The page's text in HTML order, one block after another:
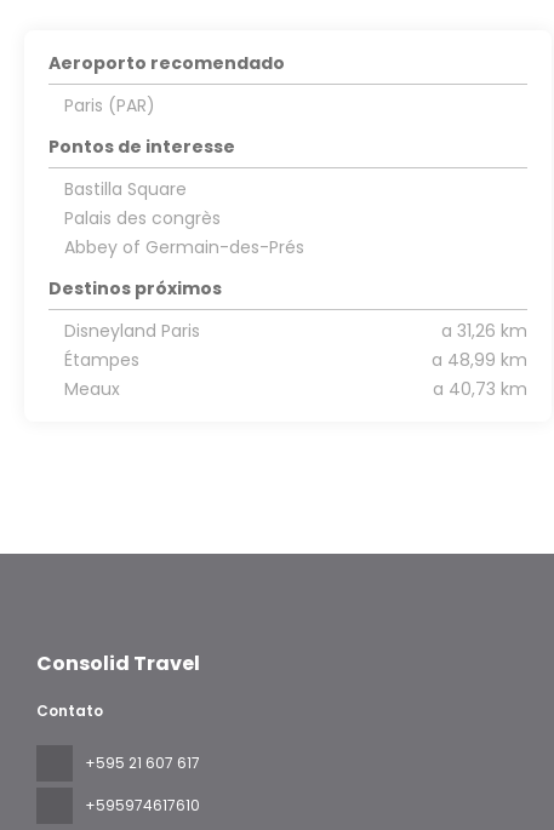
Aeroporto recomendado
Paris (PAR)
Pontos de interesse
Bastilla Square
Palais des congrès
Abbey of Germain-des-Prés
Destinos próximos
Disneyland Paris
a 31,26 km
Étampes
a 48,99 km
Meaux
a 40,73 km
Consolid Travel
Contato
+595 21 607 617
‪+595974617610‬